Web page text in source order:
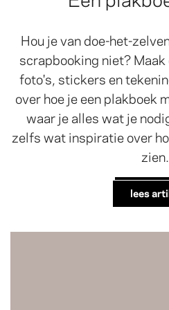
Hou je van doe-het-
scrapbooking niet?
foto's, stickers en
over hoe je een plakboek
waar je alles wat je
zelfs wat inspiratie over
zien.
lees